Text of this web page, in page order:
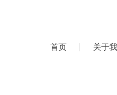
首页 关于